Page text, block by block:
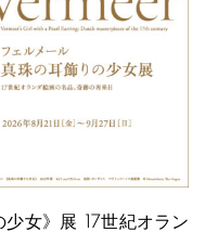
少女》展 17世紀オラン